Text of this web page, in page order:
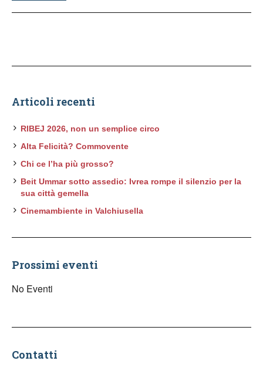
Articoli recenti
RIBEJ 2026, non un semplice circo
Alta Felicità? Commovente
Chi ce l’ha più grosso?
Beit Ummar sotto assedio: Ivrea rompe il silenzio per la
sua città gemella
Cinemambiente in Valchiusella
Prossimi eventi
No Eventi
Contatti